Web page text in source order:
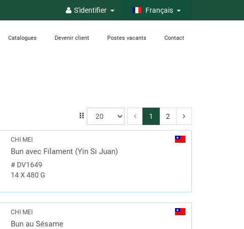
S'identifier Français
Catalogues Devenir client Postes vacants Contact
1 2
CHI MEI
Bun avec Filament (Yin Si Juan)
# DV1649
14 X 480 G
CHI MEI
Bun au Sésame